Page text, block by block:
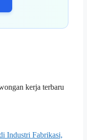
kerja terbaru
Industri Fabrikasi,